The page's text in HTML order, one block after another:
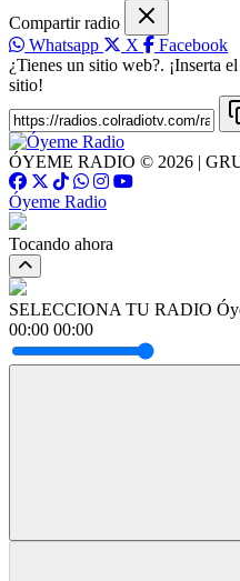
Compartir radio
Whatsapp
X
Facebook
¿Tienes un sitio web?. ¡Inserta
sitio!
ÓYEME RADIO © 2026 |
Óyeme Radio
Tocando ahora
SELECCIONA TU RADIO
00:00 00:00